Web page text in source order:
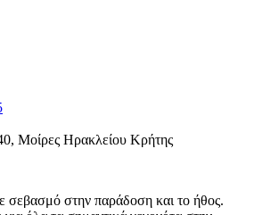
Μοίρες Ηρακλείου Κρήτης
σεβασμό στην παράδοση και το ήθος.